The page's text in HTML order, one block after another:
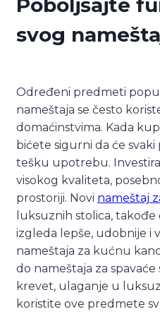
Poboljšajte
svog
Određeni predmeti
nameštaja se često
domaćinstvima. Kada
bićete sigurni da će
tešku upotrebu.
visokog kvaliteta,
prostoriji. Novi nameštaj
luksuznih stolica,
izgleda lepše, udobnije i
nameštaja za kućnu
do nameštaja za spavaće
krevet, ulaganje u
koristite ove predmete